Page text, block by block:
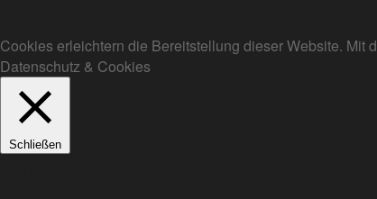
Cookies erleichtern die Bereitstellung dieser Website.
Datenschutz & Cookies
Schließen